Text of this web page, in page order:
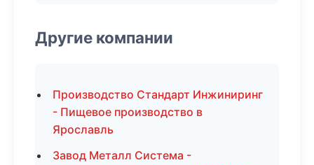
Другие компании
Производство Стандарт Инжиниринг
- Пищевое производство в
Ярославль
Завод Металл Система -